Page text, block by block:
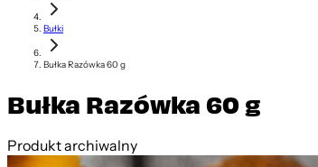
Bułki
Bułka Razówka 60 g
Bułka Razówka 60 g
Produkt archiwalny